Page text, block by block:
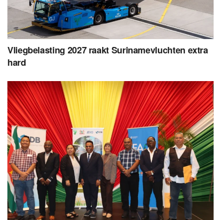
Vliegbelasting 2027 raakt Surinamevluchten extra
hard